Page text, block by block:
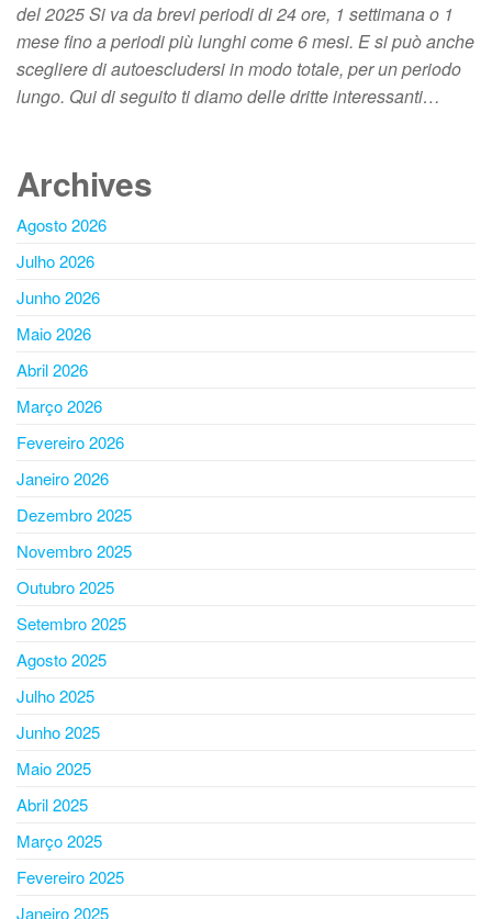
del 2025 Si va da brevi periodi di 24 ore, 1 settimana o 1
mese fino a periodi più lunghi come 6 mesi. E si può anche
scegliere di autoescludersi in modo totale, per un periodo
lungo. Qui di seguito ti diamo delle dritte interessanti…
Archives
Agosto 2026
Julho 2026
Junho 2026
Maio 2026
Abril 2026
Março 2026
Fevereiro 2026
Janeiro 2026
Dezembro 2025
Novembro 2025
Outubro 2025
Setembro 2025
Agosto 2025
Julho 2025
Junho 2025
Maio 2025
Abril 2025
Março 2025
Fevereiro 2025
Janeiro 2025